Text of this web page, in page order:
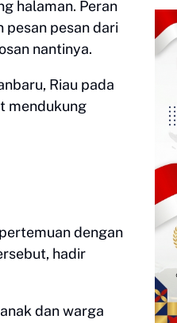
halaman. Peran
pesan pesan dari
nantinya.
Riau pada
mendukung
dengan
hadir
dan warga